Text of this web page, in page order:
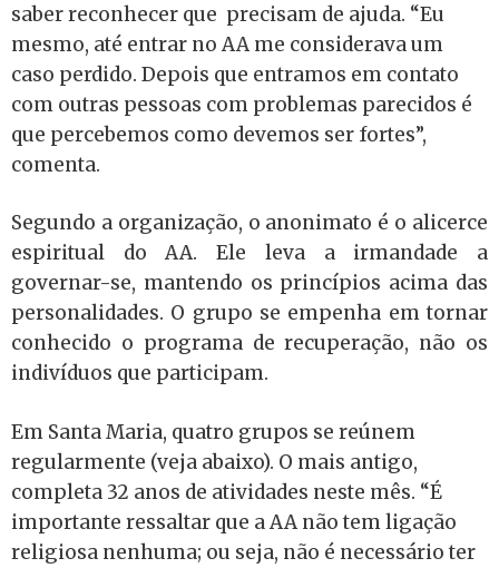
saber reconhecer que precisam de ajuda. “Eu
mesmo, até entrar no AA me considerava um
caso perdido. Depois que entramos em contato
com outras pessoas com problemas parecidos é
que percebemos como devemos ser fortes”,
comenta.
Segundo a organização, o anonimato é o alicerce
espiritual do AA. Ele leva a irmandade a
governar-se, mantendo os princípios acima das
personalidades. O grupo se empenha em tornar
conhecido o programa de recuperação, não os
indivíduos que participam.
Em Santa Maria, quatro grupos se reúnem
regularmente (veja abaixo). O mais antigo,
completa 32 anos de atividades neste mês. “É
importante ressaltar que a AA não tem ligação
religiosa nenhuma; ou seja, não é necessário ter